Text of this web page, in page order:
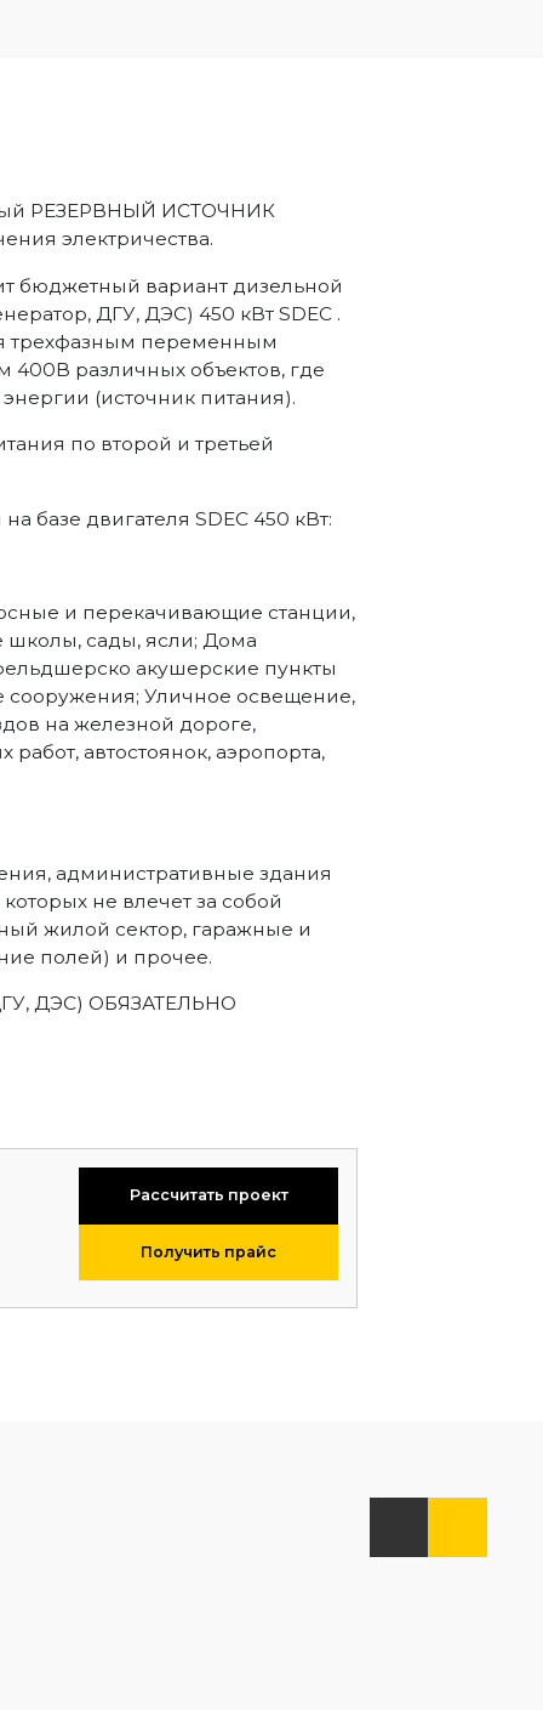
РЕЗЕРВНЫЙ ИСТОЧНИК
электричества.
бюджетный вариант дизельной
ДГУ, ДЭС) 450 кВт SDEC .
трехфазным переменным
400В различных объектов, где
(источник питания).
по второй и третьей
базе двигателя SDEC 450 кВт:
и перекачивающие станции,
школы, сады, ясли; Дома
акушерские пункты
Уличное освещение,
на железной дороге,
автостоянок, аэропорта,
административные здания
не влечет за собой
жилой сектор, гаражные и
полей) и прочее.
ДЭС) ОБЯЗАТЕЛЬНО
Рассчитать проект
Получить прайс